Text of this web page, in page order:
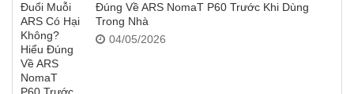
Đúng Về ARS NomaT P60 Trước Khi Dùng
Trong Nhà
04/05/2026